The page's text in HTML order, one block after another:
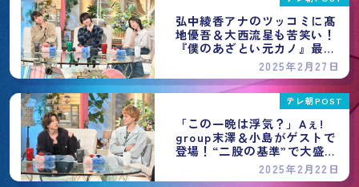
弘中綾香アナのツッコミに髙
地優吾＆大西流星も苦笑い！
『僕のあざとい元カノ』最終
回のゲスト解禁2025年2月27日
テレ朝POST
「この一晩は浮気？」Aぇ!
group末澤＆小島がゲストで
登場！“二股の基準”で大盛り
上がり＜僕のあざとい元カノ
＞
2025年2月22日